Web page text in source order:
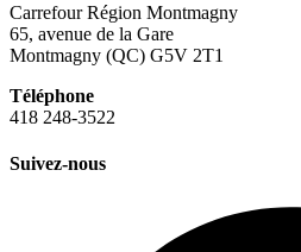
Carrefour Région Montmagny
65, avenue de la Gare
Montmagny (QC) G5V 2T1
Téléphone
418 248-3522
Suivez-nous